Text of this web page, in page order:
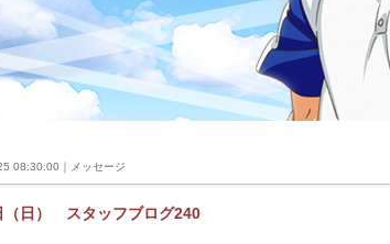
08:30:00｜メッセージ
（日） スタッフブログ240